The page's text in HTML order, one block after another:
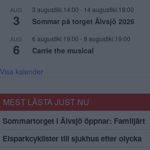
AUG
3
3 augustikl.14:00 - 14 augustikl.18:00
Sommar på torget Älvsjö 2026
AUG
6
6 augustikl.19:00 - 8 augustikl.19:00
Carrie the musical
Visa kalender
MEST LÄSTA JUST NU
Sommartorget i Älvsjö öppnar: Familjärt
Elsparkcyklister till sjukhus efter olycka